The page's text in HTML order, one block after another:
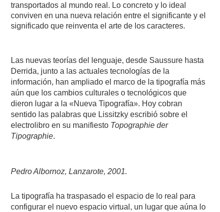
transportados al mundo real. Lo concreto y lo ideal
conviven en una nueva relación entre el significante y el
significado que reinventa el arte de los caracteres.
Las nuevas teorías del lenguaje, desde Saussure hasta
Derrida, junto a las actuales tecnologías de la
información, han ampliado el marco de la tipografía más
aún que los cambios culturales o tecnológicos que
dieron lugar a la «Nueva Tipografía». Hoy cobran
sentido las palabras que Lissitzky escribió sobre el
electrolibro en su manifiesto Topographie der
Tipographie.
Pedro Albornoz, Lanzarote, 2001.
La tipografía ha traspasado el espacio de lo real para
configurar el nuevo espacio virtual, un lugar que aúna lo